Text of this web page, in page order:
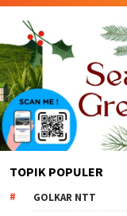
TOPIK POPULER
GOLKAR NTT